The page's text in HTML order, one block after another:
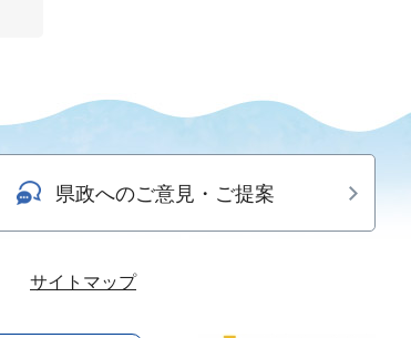
県政へのご意見・ご提案
サイトマップ